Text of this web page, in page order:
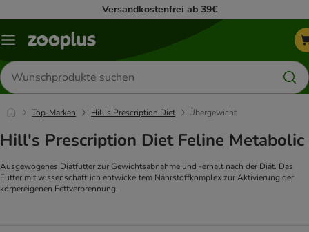
Versandkostenfrei ab 39€
Menü
Produkte
suchen
Top-Marken Hill's Prescription Diet Übergewicht
Hill's Prescription Diet Feline Metabolic
Ausgewogenes Diätfutter zur Gewichtsabnahme und -erhalt nach der Diät. Das
Futter mit wissenschaftlich entwickeltem Nährstoffkomplex zur Aktivierung der
körpereigenen Fettverbrennung.